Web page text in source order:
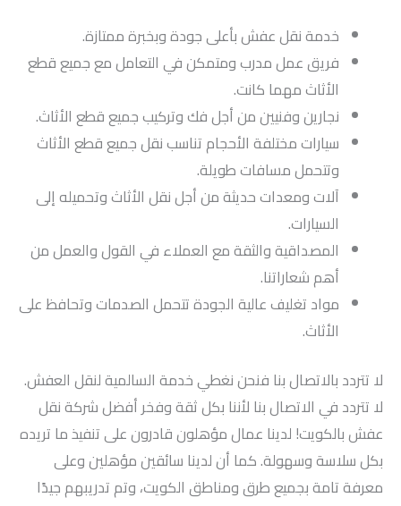
خدمة نقل عفش بأعلى جودة وبخبرة ممتازة.
فريق عمل مدرب ومتمكن في التعامل مع جميع قطع
الأثاث مهما كانت.
نجارين وفنيين من أجل فك وتركيب جميع قطع الأثاث.
سيارات مختلفة الأحجام تناسب نقل جميع قطع الأثاث
وتتحمل مسافات طويلة.
آلات ومعدات حديثة من أجل نقل الأثاث وتحميله إلى
السيارات.
المصداقية والثقة مع العملاء في القول والعمل من
أهم شعاراتنا.
مواد تغليف عالية الجودة تتحمل الصدمات وتحافظ على
الأثاث.
لا تتردد بالاتصال بنا فنحن نغطي خدمة السالمية لنقل العفش.
لا تتردد في الاتصال بنا لأننا بكل ثقة وفخر أفضل شركة نقل
عفش بالكويت! لدينا عمال مؤهلون قادرون على تنفيذ ما تريده
بكل سلاسة وسهولة. كما أن لدينا سائقين مؤهلين وعلى
معرفة تامة بجميع طرق ومناطق الكويت، وتم تدريبهم جيدًا